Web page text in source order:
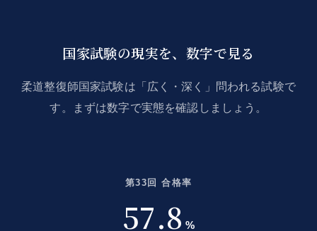
国家試験の現実を、数字で見る
柔道整復師国家試験は「広く・深く」問われる試験で
す。まずは数字で実態を確認しましょう。
第33回 合格率
57.8 %